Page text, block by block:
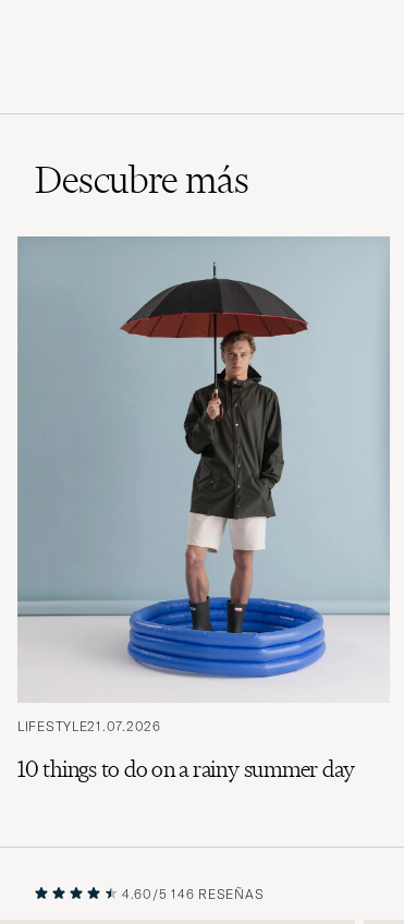
Descubre más
LIFESTYLE21.07.2026
10 things to do on a rainy summer day
4.60/5 146 RESEÑAS